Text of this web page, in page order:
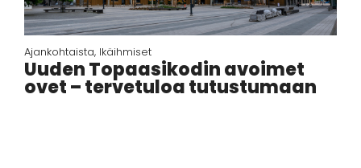
Ajankohtaista, Ikäihmiset
Uuden Topaasikodin avoimet
ovet – tervetuloa tutustumaan